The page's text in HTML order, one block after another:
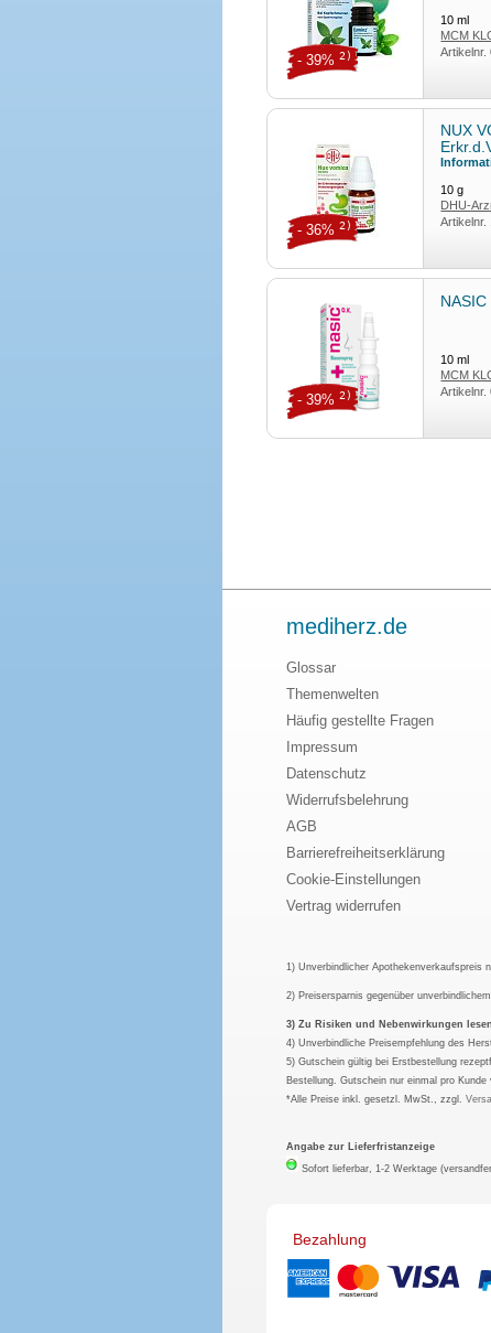
10ml
MCM
Artikelnr.
- 39% 2)
NUX
10g
DHU-
Artikelnr.
- 36% 2)
10ml
MCM
Artikelnr.
- 39% 2)
mediherz.de
Glossar
Themenwelten
Häufig gestellte Fragen
Impressum
Datenschutz
Widerrufsbelehrung
AGB
Barrierefreiheitserklärung
Cookie-Einstellungen
Vertrag widerrufen
1) Unverbindlicher Apothekenverkaufspreis
2) Preisersparnis gegenüber
3) Zu Risiken und Nebenwirkungen
4) Unverbindliche Preisempfehlung des
5) Gutschein gültig bei Erstbestellung
Bestellung. Gutschein nur einmal pro
*Alle Preise inkl. gesetzl. MwSt., zzgl.
Angabe zur Lieferfristanzeige
Sofort lieferbar, 1-2 Werktage
Bezahlung